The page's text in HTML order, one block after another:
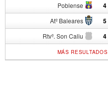
Poblense 4
Atº Baleares 5
Rtvº. Son Caliu 4
MÁS RESULTADOS